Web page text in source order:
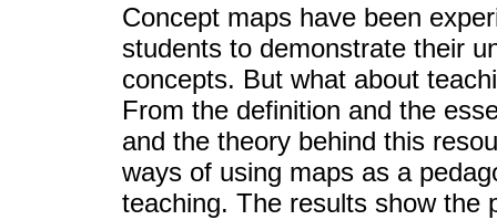
Concept maps have been
students to demonstrate their
concepts. But what about
From the definition and the
and the theory behind this
ways of using maps as a
teaching. The results show the